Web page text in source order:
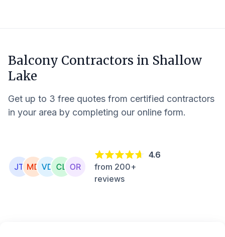
Balcony Contractors in Shallow
Lake
Get up to 3 free quotes from certified contractors
in your area by completing our online form.
4.6
from 200+
reviews